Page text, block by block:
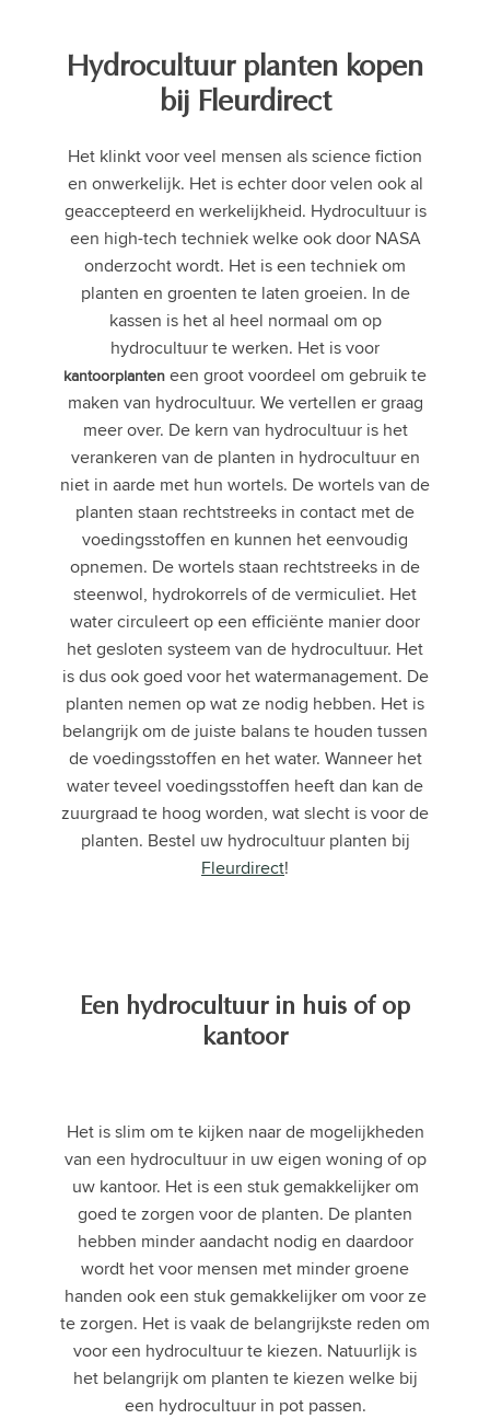
Hydrocultuur planten kopen
bij Fleurdirect
Het klinkt voor veel mensen als science fiction
en onwerkelijk. Het is echter door velen ook al
geaccepteerd en werkelijkheid. Hydrocultuur is
een high-tech techniek welke ook door NASA
onderzocht wordt. Het is een techniek om
planten en groenten te laten groeien. In de
kassen is het al heel normaal om op
hydrocultuur te werken. Het is voor
kantoorplanten een groot voordeel om gebruik te
maken van hydrocultuur. We vertellen er graag
meer over. De kern van hydrocultuur is het
verankeren van de planten in hydrocultuur en
niet in aarde met hun wortels. De wortels van de
planten staan rechtstreeks in contact met de
voedingsstoffen en kunnen het eenvoudig
opnemen. De wortels staan rechtstreeks in de
steenwol, hydrokorrels of de vermiculiet. Het
water circuleert op een efficiënte manier door
het gesloten systeem van de hydrocultuur. Het
is dus ook goed voor het watermanagement. De
planten nemen op wat ze nodig hebben. Het is
belangrijk om de juiste balans te houden tussen
de voedingsstoffen en het water. Wanneer het
water teveel voedingsstoffen heeft dan kan de
zuurgraad te hoog worden, wat slecht is voor de
planten. Bestel uw hydrocultuur planten bij
Fleurdirect!
Een hydrocultuur in huis of op
kantoor
Het is slim om te kijken naar de mogelijkheden
van een hydrocultuur in uw eigen woning of op
uw kantoor. Het is een stuk gemakkelijker om
goed te zorgen voor de planten. De planten
hebben minder aandacht nodig en daardoor
wordt het voor mensen met minder groene
handen ook een stuk gemakkelijker om voor ze
te zorgen. Het is vaak de belangrijkste reden om
voor een hydrocultuur te kiezen. Natuurlijk is
het belangrijk om planten te kiezen welke bij
een hydrocultuur in pot passen.